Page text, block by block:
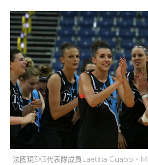
法國現3X3代表隊成員Laetitia Guapo、